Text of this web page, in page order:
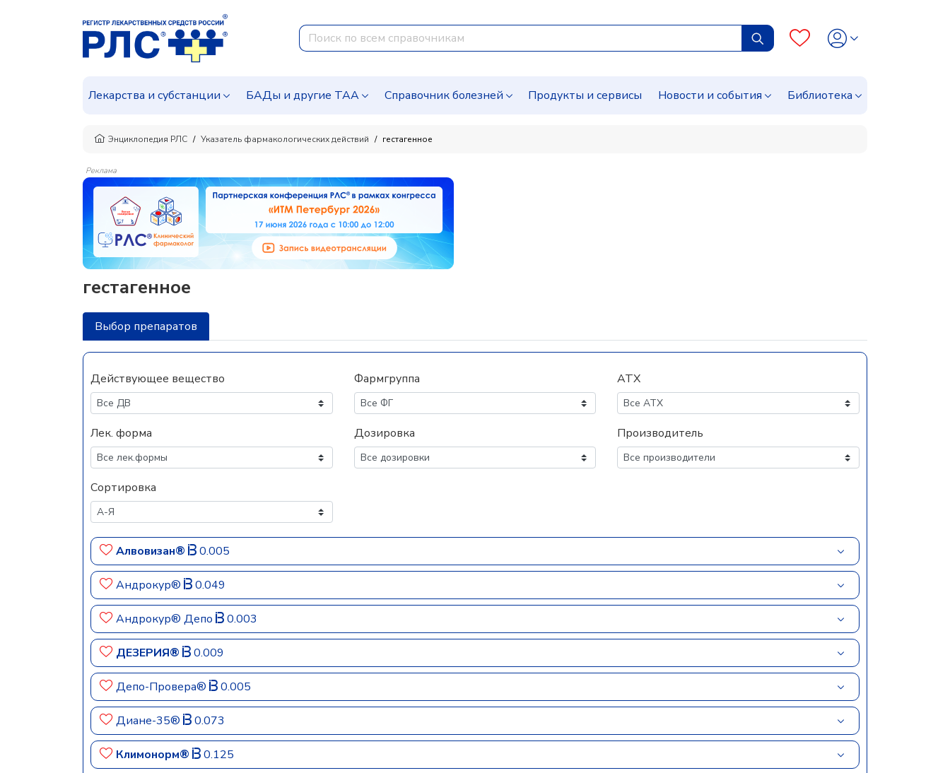
Лекарства и субстанции БАДы и другие ТАА Справочник болезней Продукты и сервисы Новости и события Библиотека
Энциклопедия РЛС Указатель фармакологических действий гестагенное
Реклама
гестагенное
Выбор препаратов
Действующее вещество Фармгруппа АТХ
Лек. форма Дозировка Производитель
Сортировка
Алвовизан® 0.005
Андрокур® 0.049
Андрокур® Депо 0.003
ДЕЗЕРИЯ® 0.009
Депо-Провера® 0.005
Диане-35® 0.073
Климонорм® 0.125